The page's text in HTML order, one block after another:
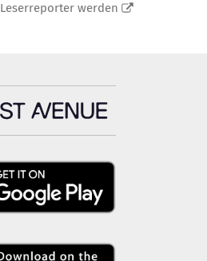
Leserreporter werden